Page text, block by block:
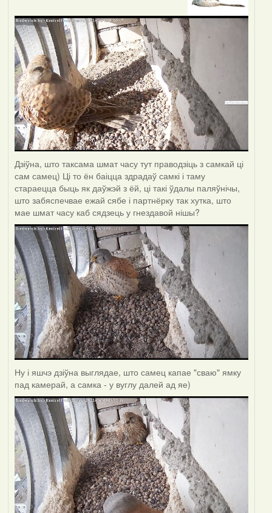
Дзіўна, што таксама шмат часу тут праводзіць з самкай ці
сам самец) Ці то ён баіцца здрадаў самкі і таму
стараецца быць як даўжэй з ёй, ці такі ўдалы паляўнічы,
што забяспечвае ежай сябе і партнёрку так хутка, што
мае шмат часу каб сядзець у гнездавой нішы?
Ну і яшчэ дзіўна выглядае, што самец капае "сваю" ямку
пад камерай, а самка - у вуглу далей ад яе)